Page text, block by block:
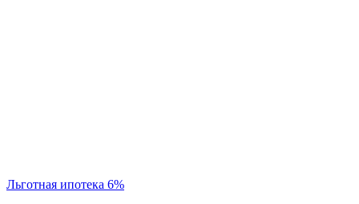
Льготная ипотека 6%